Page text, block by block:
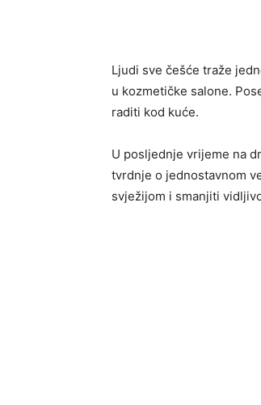
Ljudi sve češće traže
u kozmetičke salone.
raditi kod kuće.
U posljednje vrijeme na
tvrdnje o jednostavnom
svježijom i smanjiti